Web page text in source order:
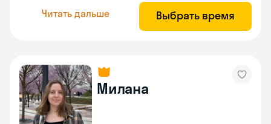
Читать дальше Выбрать время
Милана